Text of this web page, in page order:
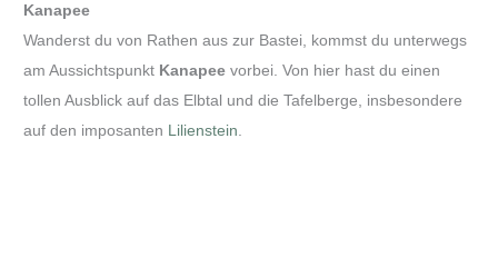
Kanapee
Wanderst du von Rathen aus zur Bastei, kommst du unterwegs
am Aussichtspunkt Kanapeevorbei. Von hier hast du einen
tollen Ausblick auf das Elbtal und die Tafelberge, insbesondere
auf den imposanten Lilienstein